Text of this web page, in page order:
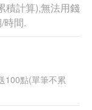
積計算),無法用錢
時間.
100點(單筆不累